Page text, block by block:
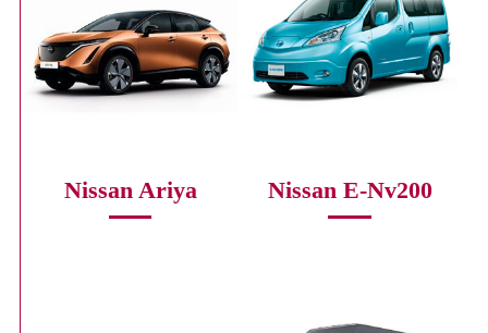
Nissan Ariya Nissan E-Nv200